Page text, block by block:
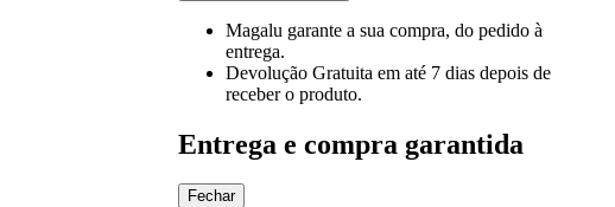
Magalu garante a sua compra, do pedido à
entrega.
Devolução Gratuita em até 7 dias depois de
receber o produto.
Entrega e compra garantida
Fechar